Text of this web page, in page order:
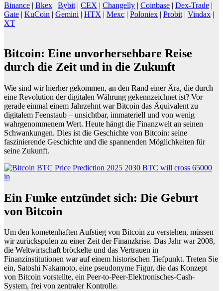
Binance | Bkex | Bybit | CEX | Changelly | Coinbase | Dex-Trade |
Gate | KuCoin | Gemini | HTX | Mexc | Poloniex | Probit | Vindax |
XT
Bitcoin: Eine unvorhersehbare Reise
durch die Zeit und in die Zukunft
Wie sind wir hierher gekommen, an den Rand einer Ära, die durch
eine Revolution der digitalen Währung gekennzeichnet ist? Vor
gerade einmal einem Jahrzehnt war Bitcoin das Äquivalent zu
digitalem Feenstaub – unsichtbar, immateriell und von wenig
wahrgenommenem Wert. Heute hängt die Finanzwelt an seinen
Schwankungen. Dies ist die Geschichte von Bitcoin: seine
faszinierende Geschichte und die spannenden Möglichkeiten für
seine Zukunft.
Ein Funke entzündet sich: Die Geburt
von Bitcoin
Um den kometenhaften Aufstieg von Bitcoin zu verstehen, müssen
wir zurückspulen zu einer Zeit der Finanzkrise. Das Jahr war 2008,
die Weltwirtschaft bröckelte und das Vertrauen in
Finanzinstitutionen war auf einem historischen Tiefpunkt. Treten Sie
ein, Satoshi Nakamoto, eine pseudonyme Figur, die das Konzept
von Bitcoin vorstellte, ein Peer-to-Peer-Elektronisches-Cash-
System, frei von zentraler Kontrolle.